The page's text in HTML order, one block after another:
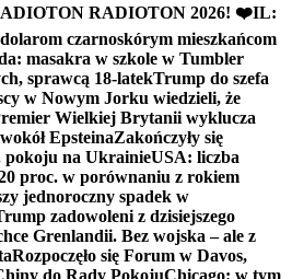
RADIOTON 2026! ❤️IL:
czarnoskórym mieszkańcom
masakra w szkole w Tumbler
sprawcą 18-latekTrump do szefa
w Nowym Jorku wiedzieli, że
Wielkiej Brytanii wyklucza
EpsteinaZakończyły się
pokoju na UkrainieUSA: liczba
proc. w porównaniu z rokiem
jednoroczny spadek w
zadowoleni z dzisiejszego
Grenlandii. Bez wojska – ale z
Rozpoczęło się Forum w Davos,
do Rady PokojuChicago: w tym